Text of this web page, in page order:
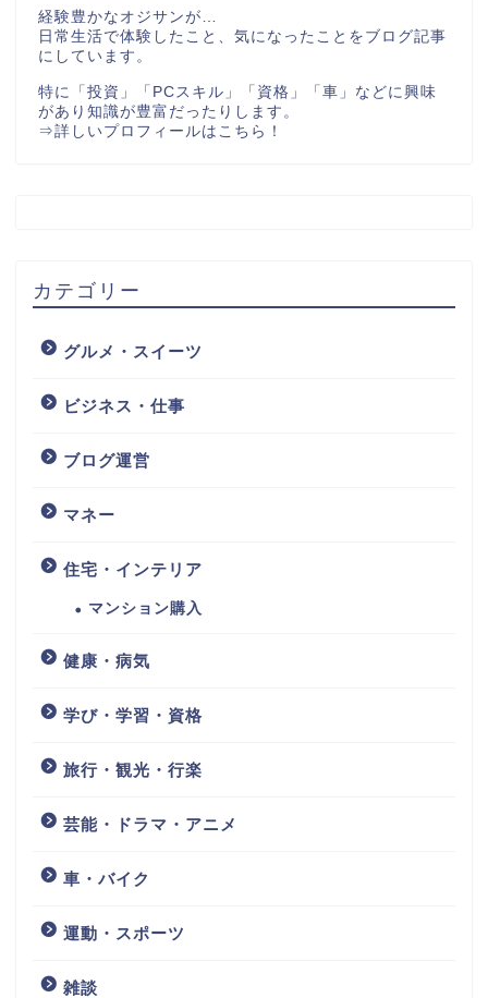
経験豊かなオジサンが…
日常生活で体験したこと、気になったことをブログ記事
にしています。
特に「投資」「PCスキル」「資格」「車」などに興味
があり知識が豊富だったりします。
⇒詳しいプロフィールはこちら！
カテゴリー
グルメ・スイーツ
ビジネス・仕事
ブログ運営
マネー
住宅・インテリア
マンション購入
健康・病気
学び・学習・資格
旅行・観光・行楽
芸能・ドラマ・アニメ
車・バイク
運動・スポーツ
雑談